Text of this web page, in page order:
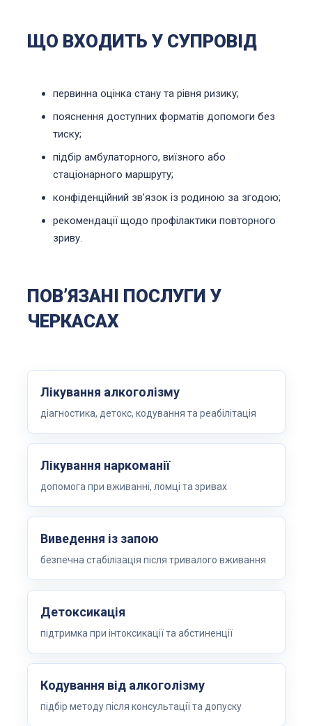
ЩО ВХОДИТЬ У СУПРОВІД
первинна оцінка стану та рівня ризику;
пояснення доступних форматів допомоги без
тиску;
підбір амбулаторного, виїзного або
стаціонарного маршруту;
конфіденційний звʼязок із родиною за згодою;
рекомендації щодо профілактики повторного
зриву.
ПОВʼЯЗАНІ ПОСЛУГИ У
ЧЕРКАСАХ
Лікування алкоголізму
діагностика, детокс, кодування та реабілітація
Лікування наркоманії
допомога при вживанні, ломці та зривах
Виведення із запою
безпечна стабілізація після тривалого вживання
Детоксикація
підтримка при інтоксикації та абстиненції
Кодування від алкоголізму
підбір методу після консультації та допуску